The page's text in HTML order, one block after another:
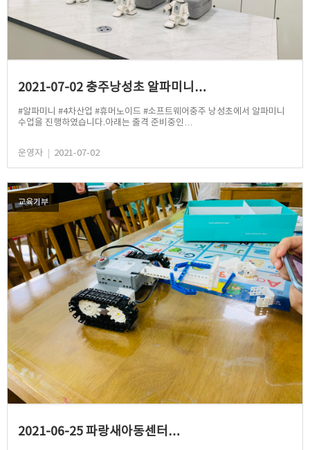
2021-07-02 충주낭성초 알파미니…
#알파미니 #4차산업 #휴머노이드 #소프트웨어충주 낭성초에서 알파미니
수업을 진행하였습니다.아래는 출격 준비중인…
운영자 2021-07-02
교육기부
2021-06-25 파랑새아동센터…